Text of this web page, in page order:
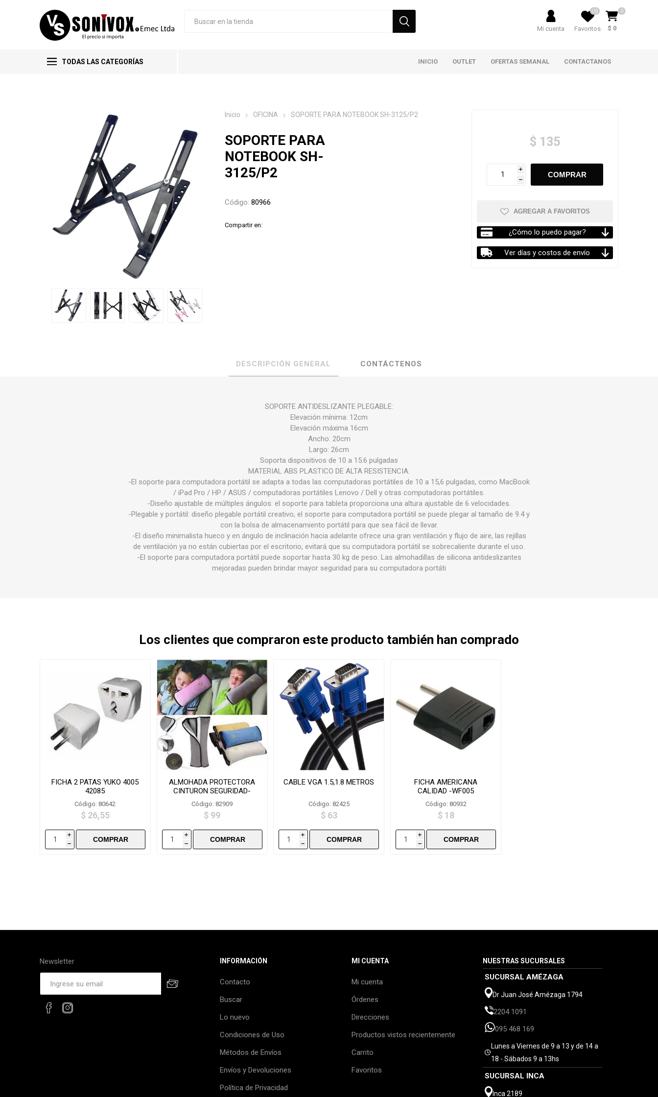
Mi cuenta Favoritos
(0) 0
$ 0
TODAS LAS CATEGORÍAS INICIO OUTLET OFERTAS SEMANAL CONTACTANOS
Inicio OFICINA SOPORTE PARA NOTEBOOK SH-3125/P2
SOPORTE PARA
NOTEBOOK SH-
3125/P2
Código: 80966
Compartir en:
$ 135
i
h
AGREGAR A FAVORITOS
¿Cómo lo puedo pagar?
Ver días y costos de envío
DESCRIPCIÓN GENERAL CONTÁCTENOS
SOPORTE ANTIDESLIZANTE PLEGABLE:
Elevación mínima: 12cm
Elevación máxima 16cm
Ancho: 20cm
Largo: 26cm
Soporta dispositivos de 10 a 15.6 pulgadas
MATERIAL ABS PLASTICO DE ALTA RESISTENCIA.
-El soporte para computadora portátil se adapta a todas las computadoras portátiles de 10 a 15,6 pulgadas, como MacBook
/ iPad Pro / HP / ASUS / computadoras portátiles Lenovo / Dell y otras computadoras portátiles.
-Diseño ajustable de múltiples ángulos: el soporte para tableta proporciona una altura ajustable de 6 velocidades.
-Plegable y portátil: diseño plegable portátil creativo, el soporte para computadora portátil se puede plegar al tamaño de 9.4 y
con la bolsa de almacenamiento portátil para que sea fácil de llevar.
-El diseño minimalista hueco y en ángulo de inclinación hacia adelante ofrece una gran ventilación y flujo de aire, las rejillas
de ventilación ya no están cubiertas por el escritorio, evitará que su computadora portátil se sobrecaliente durante el uso.
-El soporte para computadora portátil puede soportar hasta 30 kg de peso. Las almohadillas de silicona antideslizantes
mejoradas pueden brindar mayor seguridad para su computadora portáti
Los clientes que compraron este producto también han comprado
FICHA 2 PATAS YUKO 4005
42085
Código: 80642
$ 26,55
i
h
ALMOHADA PROTECTORA
CINTURON SEGURIDAD-
HJT285
Código: 82909
$ 99
i
h
CABLE VGA 1.5,1.8 METROS
Código: 82425
$ 63
i
h
FICHA AMERICANA
CALIDAD -WF005
Código: 80932
$ 18
i
h
Newsletter INFORMACIÓN
Contacto
Buscar
Lo nuevo
Condiciones de Uso
Métodos de Envíos
Envíos y Devoluciones
Política de Privacidad
MI CUENTA
Mi cuenta
Órdenes
Direcciones
Productos vistos recientemente
Carrito
Favoritos
NUESTRAS SUCURSALES
SUCURSAL AMÉZAGA
Dr Juan José Amézaga 1794
2204 1091
095 468 169
Lunes a Viernes de 9 a 13 y de 14 a
18 - Sábados 9 a 13hs
SUCURSAL INCA
Inca 2189